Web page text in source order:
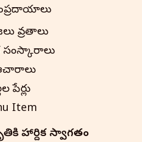
వ్రతాలు
పేర్లు
Item
హార్దిక స్వాగతం